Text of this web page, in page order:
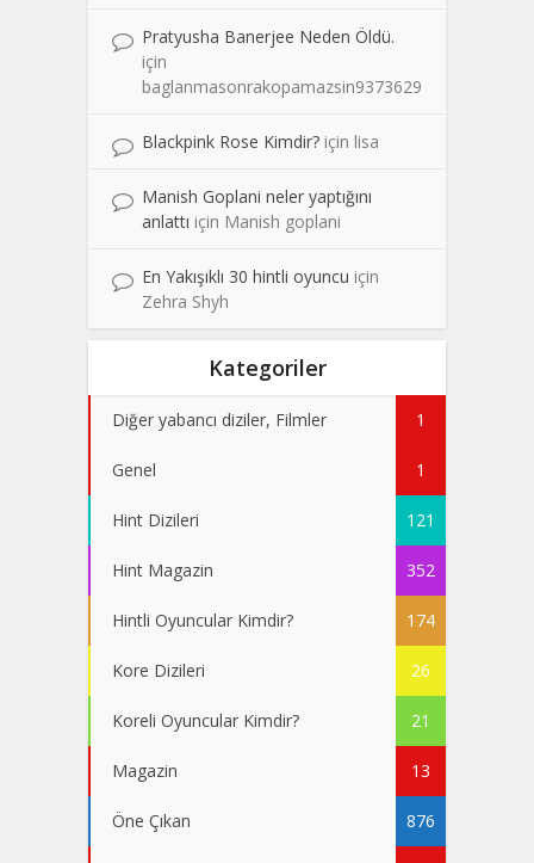
Pratyusha Banerjee Neden Öldü.
için
baglanmasonrakopamazsin9373629
Blackpink Rose Kimdir? için lisa
Manish Goplani neler yaptığını
anlattı için Manish goplani
En Yakışıklı 30 hintli oyuncu için
Zehra Shyh
Kategoriler
Diğer yabancı diziler, Filmler 1
Genel 1
Hint Dizileri 121
Hint Magazin 352
Hintli Oyuncular Kimdir? 174
Kore Dizileri 26
Koreli Oyuncular Kimdir? 21
Magazin 13
Öne Çıkan 876